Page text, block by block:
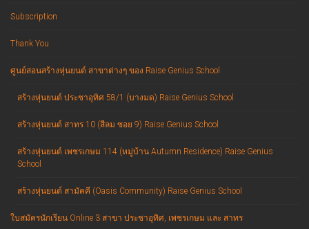
Subscription
Thank You
ศูนย์สอนสร้างหุ่นยนต์ สาขาต่างๆ ของ Raise Genius School
สร้างหุ่นยนต์ ประชาอุทิศ 58/1 (บางมด) Raise Genius School
สร้างหุ่นยนต์ สาทร 10 (สีลม ซอย 9) Raise Genius School
สร้างหุ่นยนต์ เพชรเกษม 114 (หมู่บ้าน Autumn Residence) Raise Genius
School
สร้างหุ่นยนต์ สามัคคี (Oasis Community) Raise Genius School
ใบสมัครนักเรียน Online 3 สาขา ประชาอุทิศ, เพชรเกษม และ สาทร